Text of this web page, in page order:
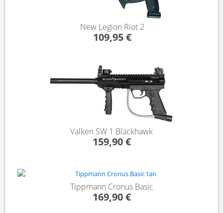
New Legion Riot 2
109,95 €
Valken SW 1 Blackhawk
159,90 €
Tippmann Cronus Basic
169,90 €